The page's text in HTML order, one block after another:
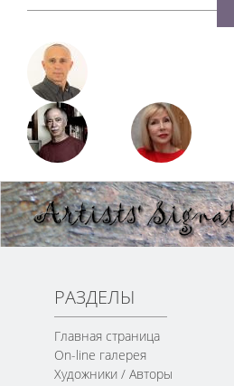
РАЗДЕЛЫ
Главная страница
On-line галерея
Художники / Авторы